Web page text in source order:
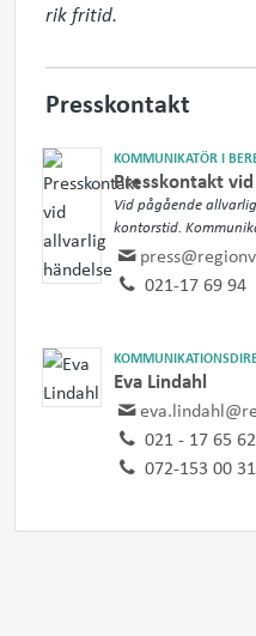
rik fritid.
Presskontakt
KOMMUNIKATÖR I
Presskontakt
Vid pågående
kontorstid.
021-17 69 94
Eva Lindahl
021 - 17 65 62
072-153 00 31